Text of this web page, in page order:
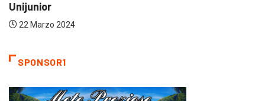
ventesima giornata di Serie B1 femminile:
SPONSOR1